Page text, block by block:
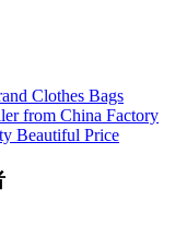
Clothes Bags
from China Factory
Beautiful Price